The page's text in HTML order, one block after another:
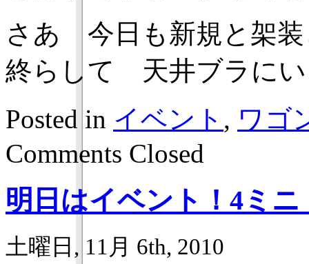
さあ 今日も新規と架
終らして 天井ブラに
Posted in イベント , ワゴ
Comments Closed
明日はイベント！4ミ
土曜日, 11月 6th, 2010